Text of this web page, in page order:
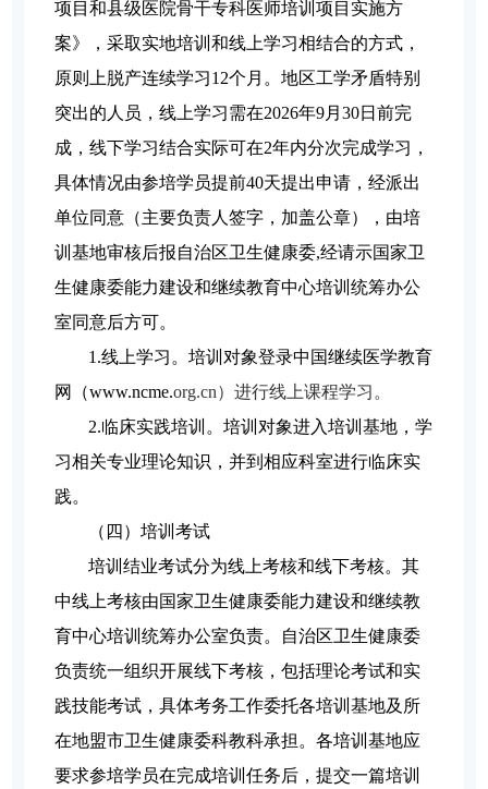
项目和县级医院骨干专科医师培训项目实施方
案》，采取实地培训和线上学习相结合的方式，
原则上脱产连续学习12个月。地区工学矛盾特别
突出的人员，线上学习需在2026年9月30日前完
成，线下学习结合实际可在2年内分次完成学习，
具体情况由参培学员提前40天提出申请，经派出
单位同意（主要负责人签字，加盖公章），由培
训基地审核后报自治区卫生健康委,经请示国家卫
生健康委能力建设和继续教育中心培训统筹办公
室同意后方可。
1.线上学习。培训对象登录中国继续医学教育
网（www.ncme.org.cn）进行线上课程学习。
2.临床实践培训。培训对象进入培训基地，学
习相关专业理论知识，并到相应科室进行临床实
践。
（四）培训考试
培训结业考试分为线上考核和线下考核。其
中线上考核由国家卫生健康委能力建设和继续教
育中心培训统筹办公室负责。自治区卫生健康委
负责统一组织开展线下考核，包括理论考试和实
践技能考试，具体考务工作委托各培训基地及所
在地盟市卫生健康委科教科承担。各培训基地应
要求参培学员在完成培训任务后，提交一篇培训